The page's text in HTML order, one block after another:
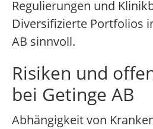
Regulierungen und
Diversifizierte Portfolios
AB sinnvoll.
Risiken und
bei Getinge AB
Abhängigkeit von